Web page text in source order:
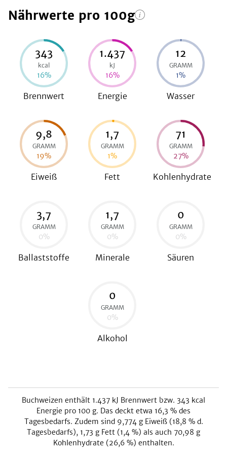
Nährwerte pro 100g
343
kcal
16%
Brennwert
1.437
kJ
16%
Energie
12
GRAMM
1%
Wasser
9,8
GRAMM
19%
Eiweiß
1,7
GRAMM
1%
Fett
71
GRAMM
27%
Kohlenhydrate
3,7
GRAMM
0%
Ballaststoffe
1,7
GRAMM
0%
Minerale
0
GRAMM
0%
Säuren
0
GRAMM
0%
Alkohol
Buchweizen enthält 1.437 kJ Brennwert bzw. 343 kcal
Energie pro 100 g. Das deckt etwa 16,3 % des
Tagesbedarfs. Zudem sind 9,774g Eiweiß (18,8 % d.
Tagesbedarfs), 1,73 g Fett (1,4 %) als auch 70,98 g
Kohlenhydrate (26,6%) enthalten.